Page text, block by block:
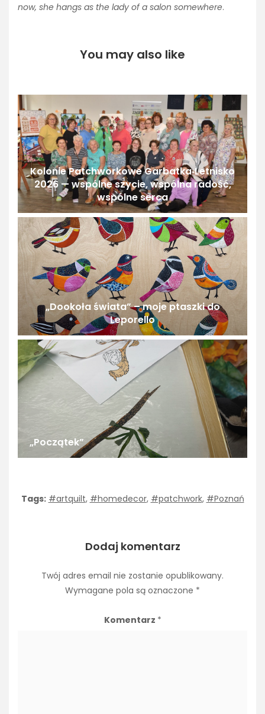
now, she hangs as the lady of a salon somewhere.
You may also like
Kolonie Patchworkowe Garbatka‑Letnisko
2026 — wspólne szycie, wspólna radość,
wspólne serca
„Dookoła świata” – moje ptaszki do
Leporello
„Początek”
Tags: #artquilt, #homedecor, #patchwork, #Poznań
Dodaj komentarz
Twój adres email nie zostanie opublikowany.
Wymagane pola są oznaczone *
Komentarz *